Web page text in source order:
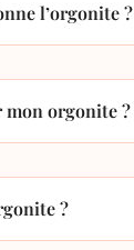
l’orgonite ?
orgonite ?
?